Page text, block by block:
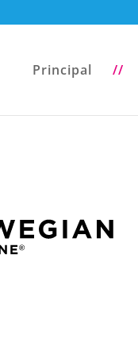
Principal //